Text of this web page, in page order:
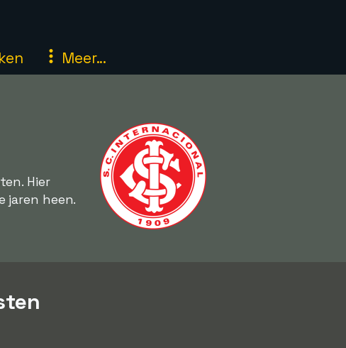
Meer...
Hier
jaren heen.